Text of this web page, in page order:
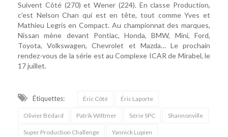
Suivent Côté (270) et Wener (224). En classe Production,
c’est Nelson Chan qui est en tête, tout comme Yves et
Mathieu Legris en Compact. Au championnat des marques,
Nissan mène devant Pontiac, Honda, BMW, Mini, Ford,
Toyota, Volkswagen, Chevrolet et Mazda… Le prochain
rendez-vous de la série est au Complexe ICAR de Mirabel, le
17 juillet.
Étiquettes: Éric Côté Éric Laporte
Olivier Bédard Patrik Wittmer Série SPC Shannonville
Super Production Challenge Yannick Lupien